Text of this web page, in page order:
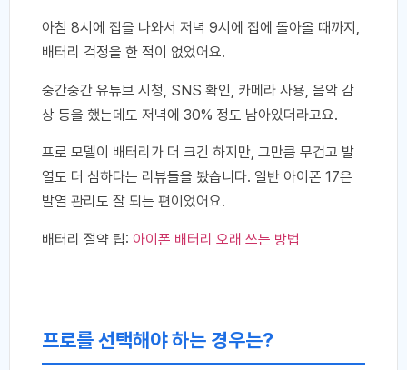
아침 8시에 집을 나와서 저녁 9시에 집에 돌아올 때까지,
배터리 걱정을 한 적이 없었어요.
중간중간 유튜브 시청, SNS 확인, 카메라 사용, 음악 감
상 등을 했는데도 저녁에 30% 정도 남아있더라고요.
프로 모델이 배터리가 더 크긴 하지만, 그만큼 무겁고 발
열도 더 심하다는 리뷰들을 봤습니다. 일반 아이폰 17은
발열 관리도 잘 되는 편이었어요.
배터리 절약 팁: 아이폰 배터리 오래 쓰는 방법
프로를 선택해야 하는 경우는?